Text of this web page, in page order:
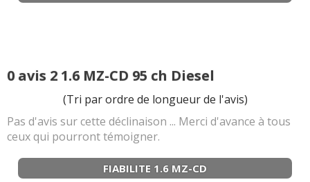
1.4 MZ-CD 68 ch 15000km,01/2012,(0)
ANTERIEUR (2004
Fiabilité:3 aiment1n'aime pas
Entretien (coût):2aiment
Coût assurance:1aime
0 avis 2 1.6 MZ-CD 95 ch Diesel
(Tri par ordre de longueur de l'avis)
Pas d'avis sur cette déclinaison ... Merci d'avance à tous
ceux qui pourront témoigner.
FIABILITE 1.6 MZ-CD